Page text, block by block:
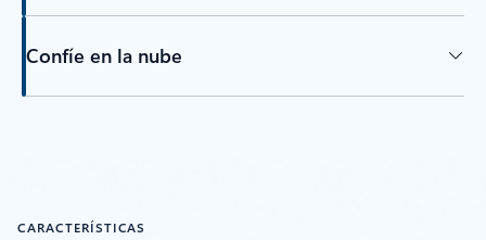
Confíe en la nube
CARACTERÍSTICAS